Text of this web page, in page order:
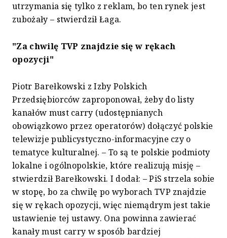
utrzymania się tylko z reklam, bo ten rynek jest
zubożały – stwierdził Łaga.
"Za chwilę TVP znajdzie się w rękach
opozycji"
Piotr Barełkowski z Izby Polskich
Przedsiębiorców zaproponował, żeby do listy
kanałów must carry (udostępnianych
obowiązkowo przez operatorów) dołączyć polskie
telewizje publicystyczno-informacyjne czy o
tematyce kulturalnej. – To są te polskie podmioty
lokalne i ogólnopolskie, które realizują misję –
stwierdził Barełkowski. I dodał: – PiS strzela sobie
w stopę, bo za chwilę po wyborach TVP znajdzie
się w rękach opozycji, więc niemądrym jest takie
ustawienie tej ustawy. Ona powinna zawierać
kanały must carry w sposób bardziej